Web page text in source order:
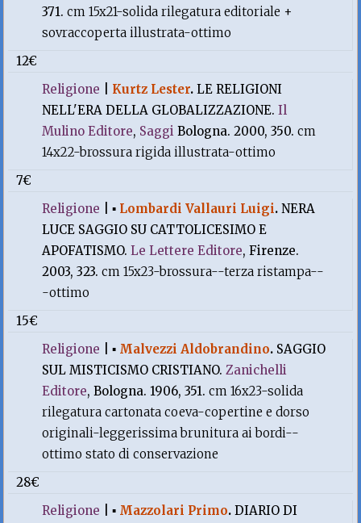
371.cm 15x21-solida rilegatura editoriale +
sovraccoperta illustrata-ottimo
12€
Religione
Kurtz Lester.LE RELIGIONI
NELL'ERA DELLA GLOBALIZZAZIONE.Il
Mulino Editore, Saggi Bologna. 2000, 350.cm
14x22-brossura rigida illustrata-ottimo
7€
Religione |▪ Lombardi Vallauri Luigi.NERA
LUCE SAGGIO SU CATTOLICESIMO E
APOFATISMO.Le Lettere Editore, Firenze.
2003, 323.cm 15x23-brossura--terza ristampa--
-ottimo
15€
Religione |▪ Malvezzi Aldobrandino. SAGGIO
SUL MISTICISMO CRISTIANO.Zanichelli
Editore, Bologna. 1906, 351.cm 16x23-solida
rilegatura cartonata coeva-copertine e dorso
originali-leggerissima brunitura ai bordi--
ottimo stato di conservazione
28€
Religione |▪ Mazzolari Primo.DIARIO DI